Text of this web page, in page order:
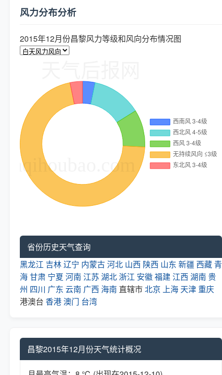
风力分布分析
2015年12月份昌黎风力等级和风向分布情况图
省份历史天气查询
黑龙江 吉林辽宁 内蒙古河北 山西 陕西 山东 新疆 西藏 青
海甘肃 宁夏 河南 江苏 湖北 浙江 安徽福建 江西 湖南 贵
州 四川 广东 云南 广西 海南 直辖市北京 上海 天津 重庆
港澳台 香港澳门 台湾
昌黎2015年12月份天气统计概况